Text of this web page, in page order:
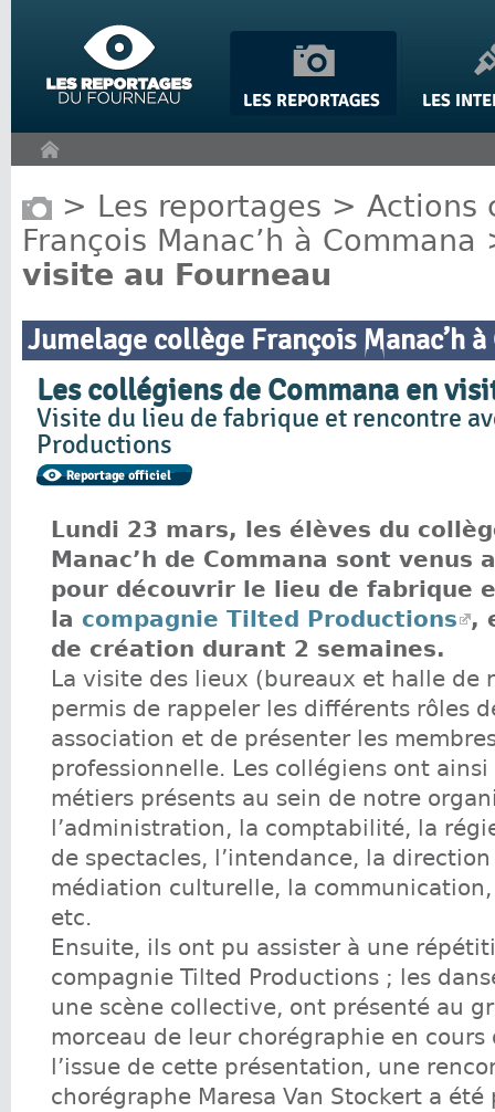
> Les reportages > Actions
François Manac’h à Commana
visite au Fourneau
Jumelage collège François Manac’h
Les collégiens de Commana en
Visite du lieu de fabrique et rencontre
Productions
Lundi 23 mars, les élèves du
Manac’h de Commana sont venus
pour découvrir le lieu de fabrique
la compagnie Tilted Productions
,
de création durant 2 semaines.
La visite des lieux (bureaux et halle de
permis de rappeler les différents rôles
association et de présenter les
professionnelle. Les collégiens ont
métiers présents au sein de notre
l’administration, la comptabilité, la
de spectacles, l’intendance, la
médiation culturelle, la
etc.
Ensuite, ils ont pu assister à une
compagnie Tilted Productions ; les
une scène collective, ont présenté au
morceau de leur chorégraphie en cours
l’issue de cette présentation, une
chorégraphe Maresa Van Stockert a été